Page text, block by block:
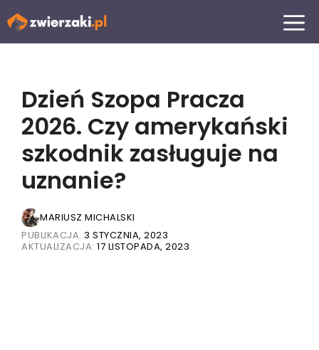
Przejdź
MENU
Dzień Szopa Pracza
2026. Czy amerykański
szkodnik zasługuje na
uznanie?
MARIUSZ MICHALSKI
PUBLIKACJA: 3 STYCZNIA, 2023
AKTUALIZACJA: 17 LISTOPADA, 2023